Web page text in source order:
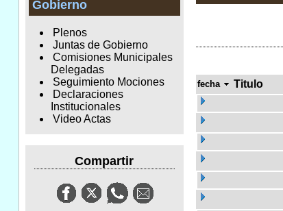
Gobierno
Plenos
Juntas de Gobierno
Comisiones Municipales
Delegadas
Seguimiento Mociones
Declaraciones
Institucionales
Video Actas
Compartir
fecha Titulo